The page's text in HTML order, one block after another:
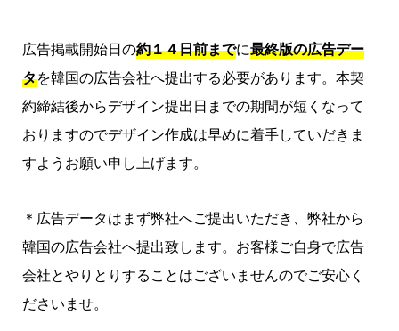
広告掲載開始日の約１４日前までに最終版の広告デー
タを韓国の広告会社へ提出する必要があります。本契
約締結後からデザイン提出日までの期間が短くなって
おりますのでデザイン作成は早めに着手していだきま
すようお願い申し上げます。
＊広告データはまず弊社へご提出いただき、弊社から
韓国の広告会社へ提出致します。お客様ご自身で広告
会社とやりとりすることはございませんのでご安心く
ださいませ。